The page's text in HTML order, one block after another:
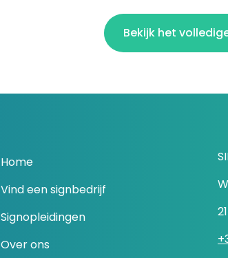
Bekijk het
Home
Vind een signbedrijf
Signopleidingen
Over ons